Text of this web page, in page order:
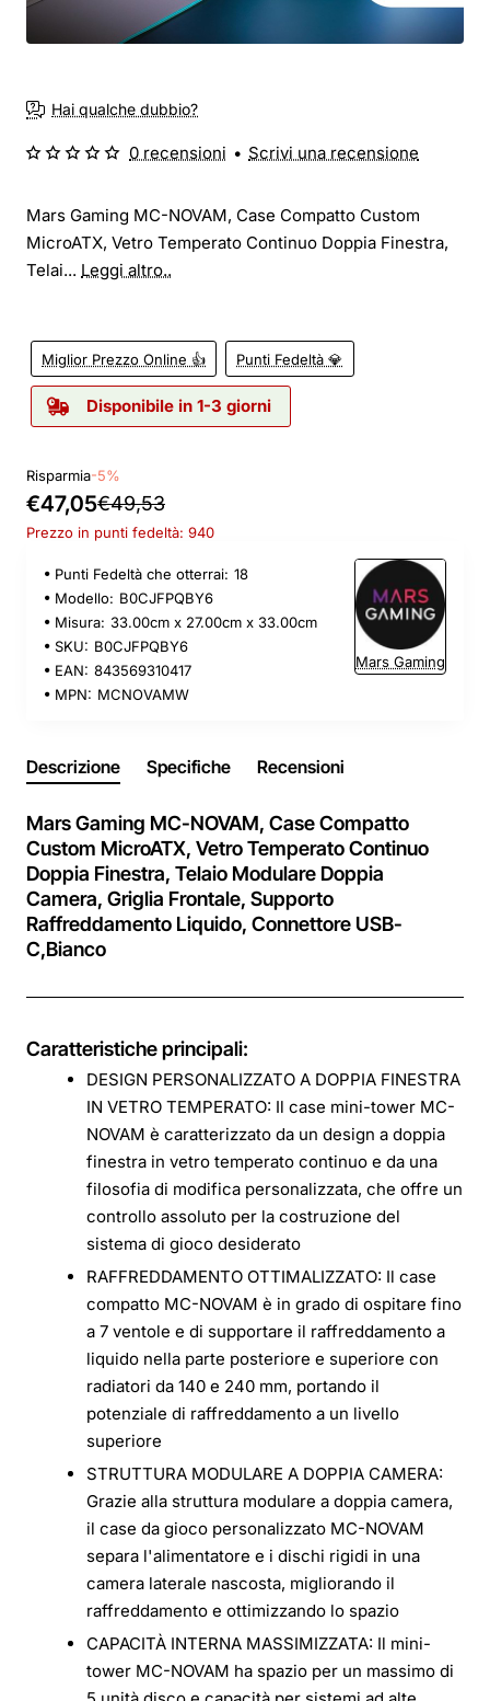
Hai qualche dubbio?
Mars Gaming MC-NOVAM, Case Compatto Custom
MicroATX, Vetro Temperato Continuo Doppia Finestra,
Telai... Leggi altro..
Miglior Prezzo Online 👍 Punti Fedeltà 💎
Disponibile in 1-3 giorni
0 recensioni • Scrivi una recensione
Risparmia-5%
€47,05€49,53
Prezzo in punti fedeltà: 940
Punti Fedeltà che otterrai: 18
Modello: B0CJFPQBY6
Misura: 33.00cm x 27.00cm x 33.00cm
SKU: B0CJFPQBY6
EAN: 843569310417
MPN: MCNOVAMW
Mars Gaming
Descrizione Specifiche Recensioni
Mars Gaming MC-NOVAM, Case Compatto
Custom MicroATX, Vetro Temperato Continuo
Doppia Finestra, Telaio Modulare Doppia
Camera, Griglia Frontale, Supporto
Raffreddamento Liquido, Connettore USB-
C,Bianco
Caratteristiche principali:
DESIGN PERSONALIZZATO A DOPPIA FINESTRA
IN VETRO TEMPERATO: Il case mini-tower MC-
NOVAM è caratterizzato da un design a doppia
finestra in vetro temperato continuo e da una
filosofia di modifica personalizzata, che offre un
controllo assoluto per la costruzione del
sistema di gioco desiderato
RAFFREDDAMENTO OTTIMALIZZATO: Il case
compatto MC-NOVAM è in grado di ospitare fino
a 7 ventole e di supportare il raffreddamento a
liquido nella parte posteriore e superiore con
radiatori da 140 e 240 mm, portando il
potenziale di raffreddamento a un livello
superiore
STRUTTURA MODULARE A DOPPIA CAMERA:
Grazie alla struttura modulare a doppia camera,
il case da gioco personalizzato MC-NOVAM
separa l'alimentatore e i dischi rigidi in una
camera laterale nascosta, migliorando il
raffreddamento e ottimizzando lo spazio
CAPACITÀ INTERNA MASSIMIZZATA: Il mini-
tower MC-NOVAM ha spazio per un massimo di